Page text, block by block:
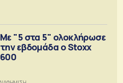
Με "5 στα 5" ολοκλήρωσε
την εβδομάδα ο Stoxx
600